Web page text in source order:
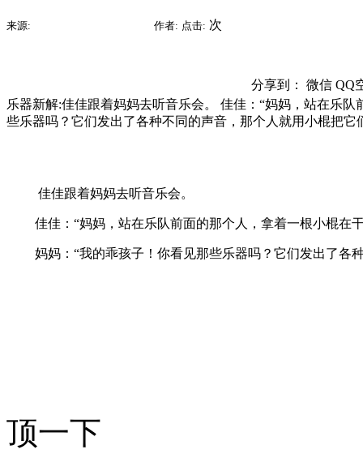
来源: 作者: 点击: 次
分享到： 微信 QQ
乐器新解:佳佳跟着妈妈去听音乐会。 佳佳：“妈妈，站在乐
些乐器吗？它们发出了各种不同的声音，那个人就用小棍把它
佳佳跟着妈妈去听音乐会。
佳佳：“妈妈，站在乐队前面的那个人，拿着一根小棍在
妈妈：“我的乖孩子！你看见那些乐器吗？它们发出了各
顶一下